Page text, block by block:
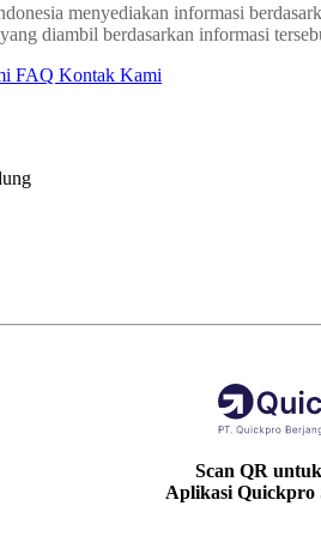
menyediakan informasi
diambil berdasarkan informasi
FAQ Kontak Kami
Scan QR
Aplikasi Quickpro